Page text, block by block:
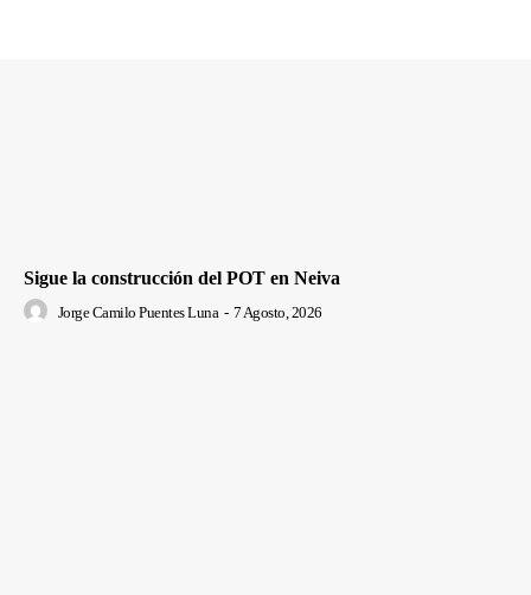
Sigue la construcción del POT en Neiva
Jorge Camilo Puentes Luna - 7 Agosto, 2026